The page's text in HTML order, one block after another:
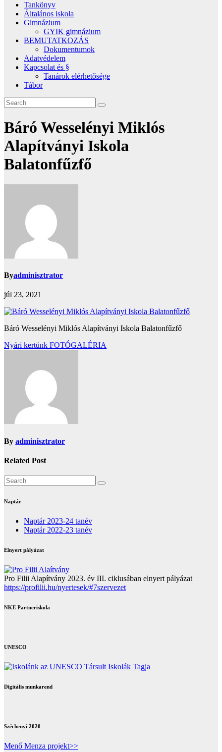
Tankönyv
Általános iskola
Gimnázium
GYIK gimnázium
BEMUTATKOZÁS
Dokumentumok
Adatvédelem
Kapcsolat és §
Tanárok elérhetősége
Tábor
Báró Wesselényi Miklós
Alapítványi Iskola
Balatonfűzfő
Byadminisztrator
júl 23, 2021
Báró Wesselényi Miklós Alapítványi Iskola Balatonfűzfő
Bejegyzés
Nyári kertünk FOTÓGALÉRIA
By adminisztrator
Related Post
Naptár
Naptár 2023-24 tanév
Naptár 2022-23 tanév
Elnyert pályázat
Pro Filii Alapítvány 2023. év III. ciklusában elnyert pályázat
https://profilii.hu/nyertesek/#7szervezet
NKE Partneriskola
UNESCO
Digitális munkarend
Széchenyi 2020
Menő Menza projekt>>